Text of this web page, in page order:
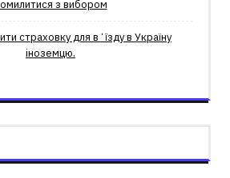
з вибором
страховку для вʼїзду в Україну
іноземцю.